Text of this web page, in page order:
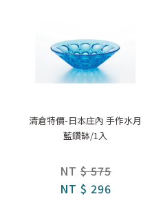
清倉特價-日本庄內 手作水月
藍鑽缽/1入
NT $ 575
NT $ 296